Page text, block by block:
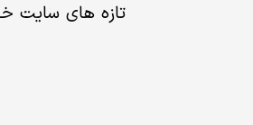
تازه های سایت